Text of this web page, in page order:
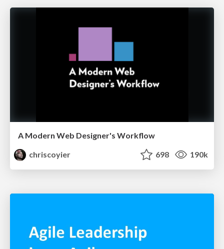
A Modern Web Designer's Workflow
chriscoyier
698 190k